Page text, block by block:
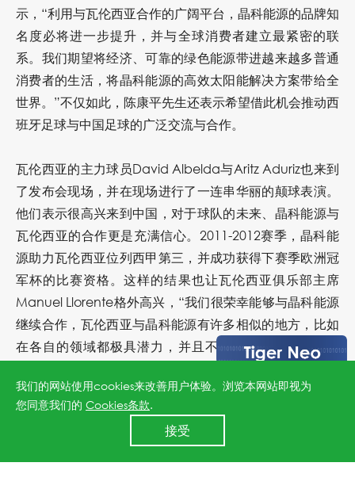
示，“利用与瓦伦西亚合作的广阔平台，晶科能源的品牌知
名度必将进一步提升，并与全球消费者建立最紧密的联
系。我们期望将经济、可靠的绿色能源带进越来越多普通
消费者的生活，将晶科能源的高效太阳能解决方案带给全
世界。”不仅如此，陈康平先生还表示希望借此机会推动西
班牙足球与中国足球的广泛交流与合作。
瓦伦西亚的主力球员David Albelda与Aritz Aduriz也来到
了发布会现场，并在现场进行了一连串华丽的颠球表演。
他们表示很高兴来到中国，对于球队的未来、晶科能源与
瓦伦西亚的合作更是充满信心。2011-2012赛季，晶科能
源助力瓦伦西亚位列西甲第三，并成功获得下赛季欧洲冠
军杯的比赛资格。这样的结果也让瓦伦西亚俱乐部主席
Manuel Llorente格外高兴，“我们很荣幸能够与晶科能源
继续合作，瓦伦西亚与晶科能源有许多相似的地方，比如
在各自的领域都极具潜力，并且不断超越自我、追求卓
而瓦伦西亚的主场球场——梅斯塔利亚球场正在进行整修
建设，并计划将清洁能源运用到球场设施建设中，与晶科
能源合作，必定可以进一步扩大绿色能源在全球的影响，
我们的网站使用cookies来改善用户体验。浏览本网站即视为
您同意我们的 Cookies条款.
接受